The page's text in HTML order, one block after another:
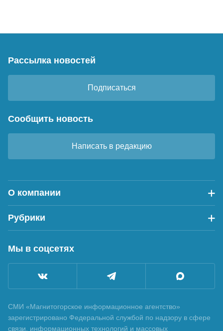
Рассылка новостей
Подписаться
Сообщить новость
Написать в редакцию
О компании
Рубрики
Мы в соцсетях
СМИ «Магнитогорское информационное агентство»
зарегистрировано Федеральной службой по надзору в сфере
связи, информационных технологий и массовых